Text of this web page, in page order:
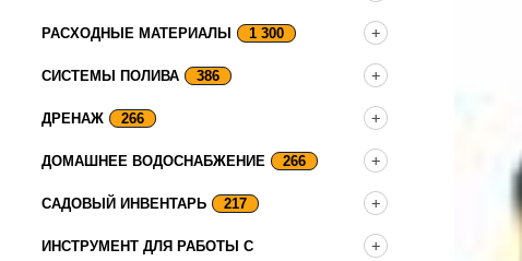
РАСХОДНЫЕ МАТЕРИАЛЫ 1 300
СИСТЕМЫ ПОЛИВА 386
ДРЕНАЖ 266
ДОМАШНЕЕ ВОДОСНАБЖЕНИЕ 266
САДОВЫЙ ИНВЕНТАРЬ 217
ИНСТРУМЕНТ ДЛЯ РАБОТЫ С